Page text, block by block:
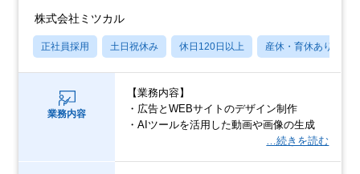
株式会社ミツカル
正社員採用 土日祝休み 休日120日以上 産休・育休あり
業務内容
【業務内容】
・広告とWEBサイトのデザイン制作
・AIツールを活用した動画や画像の生成
…続きを読む